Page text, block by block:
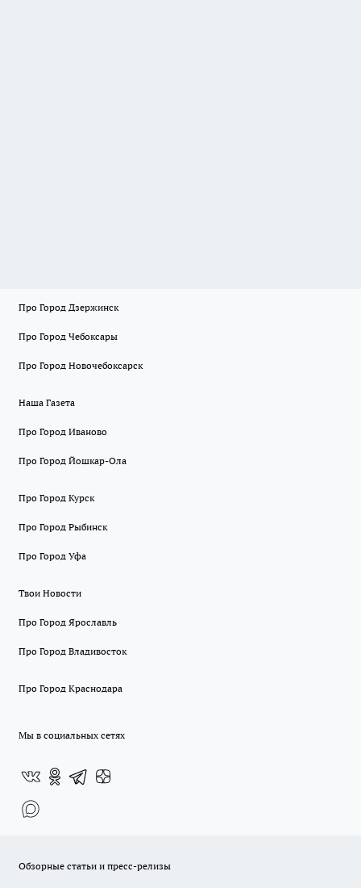
Про Город Дзержинск
Про Город Чебоксары
Про Город Новочебоксарск
Наша Газета
Про Город Иваново
Про Город Йошкар-Ола
Про Город Курск
Про Город Рыбинск
Про Город Уфа
Твои Новости
Про Город Ярославль
Про Город Владивосток
Про Город Краснодара
Мы в социальных сетях
Обзорные статьи и пресс-релизы